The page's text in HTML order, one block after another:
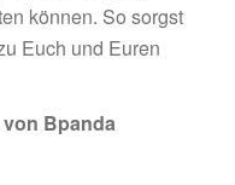
können. So sorgst
Euch und Euren
Bpanda